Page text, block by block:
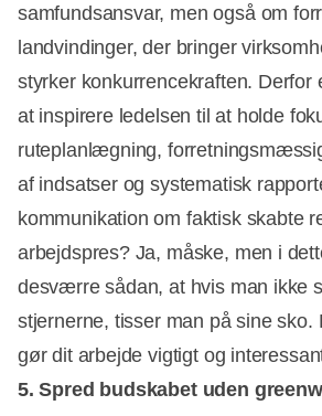
samfundsansvar, men også om
landvindinger, der bringer
styrker konkurrencekraften. Derfor
at inspirere ledelsen til at holde
ruteplanlægning,
af indsatser og systematisk
kommunikation om faktisk skabte
arbejdspres? Ja, måske, men i
desværre sådan, at hvis man ikke
stjernerne, tisser man på sine sko.
gør dit arbejde vigtigt og
5. Spred budskabet uden